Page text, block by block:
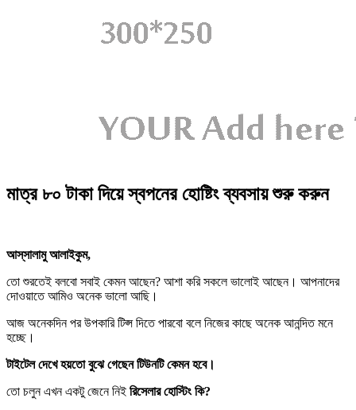
মাত্র ৮০ টাকা দিয়ে স্বপনের হোষ্টিং ব্যবসায় শুরু করুন
আস্‌সালামু আলাইকুম,
তো শুরতেই বলবো সবাই কেমন আছেন? আশা করি সকলে ভালোই আছেন। আপনাদের
দোওয়াতে আমিও অনেক ভালো আছি।
আজ অনেকদিন পর উপকারি টিপ্স দিতে পারবো বলে নিজের কাছে অনেক আনন্দিত মনে
হচ্ছে।
টাইটেল দেখে হয়তো বুঝে গেছেন টিউনটি কেমন হবে।
তো চলুন এখন একটু জেনে নিই রিসেলার হোস্টিং কি?